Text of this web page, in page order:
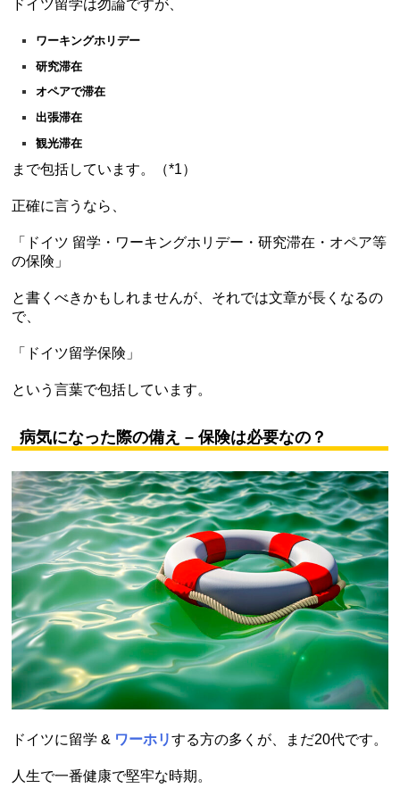
ドイツ留学は勿論ですが、
ワーキングホリデー
研究滞在
オペアで滞在
出張滞在
観光滞在
まで包括しています。（*1）
正確に言うなら、
「ドイツ 留学・ワーキングホリデー・研究滞在・オペア等
の保険」
と書くべきかもしれませんが、それでは文章が長くなるの
で、
「ドイツ留学保険」
という言葉で包括しています。
病気になった際の備え – 保険は必要なの？
ドイツに留学 & ワーホリする方の多くが、まだ20代です。
人生で一番健康で堅牢な時期。